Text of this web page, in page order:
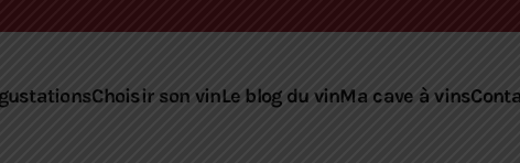
Choisir son vinLe blog du vinMa cave à vins